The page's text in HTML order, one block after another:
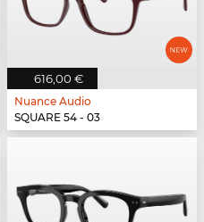
616,00 €
Nuance Audio
SQUARE 54 - 03